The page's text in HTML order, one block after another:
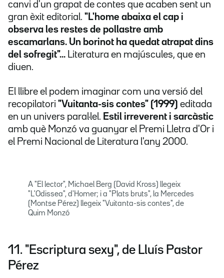
canvi d'un grapat de contes que acaben sent un
gran èxit editorial. "L'home abaixa el cap i
observa les restes de pollastre amb
escamarlans. Un borinot ha quedat atrapat dins
del sofregit"... Literatura en majúscules, que en
diuen.
El llibre el podem imaginar com una versió del
recopilatori "Vuitanta-sis contes" (1999) editada
en un univers paral·lel. Estil irreverent i sarcàstic
amb què Monzó va guanyar el Premi Lletra d'Or i
el Premi Nacional de Literatura l'any 2000.
A "El lector", Michael Berg (David Kross) llegeix
"L'Odissea", d'Homer; i a "Plats bruts", la Mercedes
(Montse Pérez) llegeix "Vuitanta-sis contes", de
Quim Monzó
11. "Escriptura sexy", de Lluís Pastor
Pérez